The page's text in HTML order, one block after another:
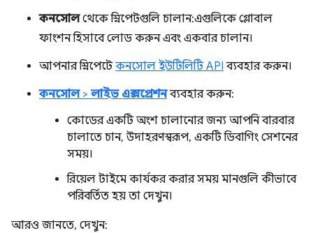
কনসোলথেকে স্নিপেটগুলি চালান: এগুলিকে গ্লোবাল
ফাংশন হিসাবে লোড করুন এবং একবার চালান।
আপনার স্নিপেটেকনসোল ইউটিলিটি API ব্যবহার করুন।
কনসোল> লাইভ এক্সপ্রেশনব্যবহার করুন:
কোডের একটি অংশ চালানোর জন্য আপনি বারবার
চালাতে চান, উদাহরণস্বরূপ, একটি ডিবাগিং সেশনের
সময়।
রিয়েল টাইমে কার্যকর করার সময় মানগুলি কীভাবে
পরিবর্তিত হয় তা দেখুন।
আরও জানতে, দেখুন: